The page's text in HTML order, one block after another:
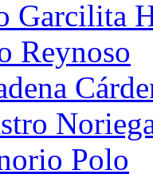
Garcilita
Reynoso
Polo